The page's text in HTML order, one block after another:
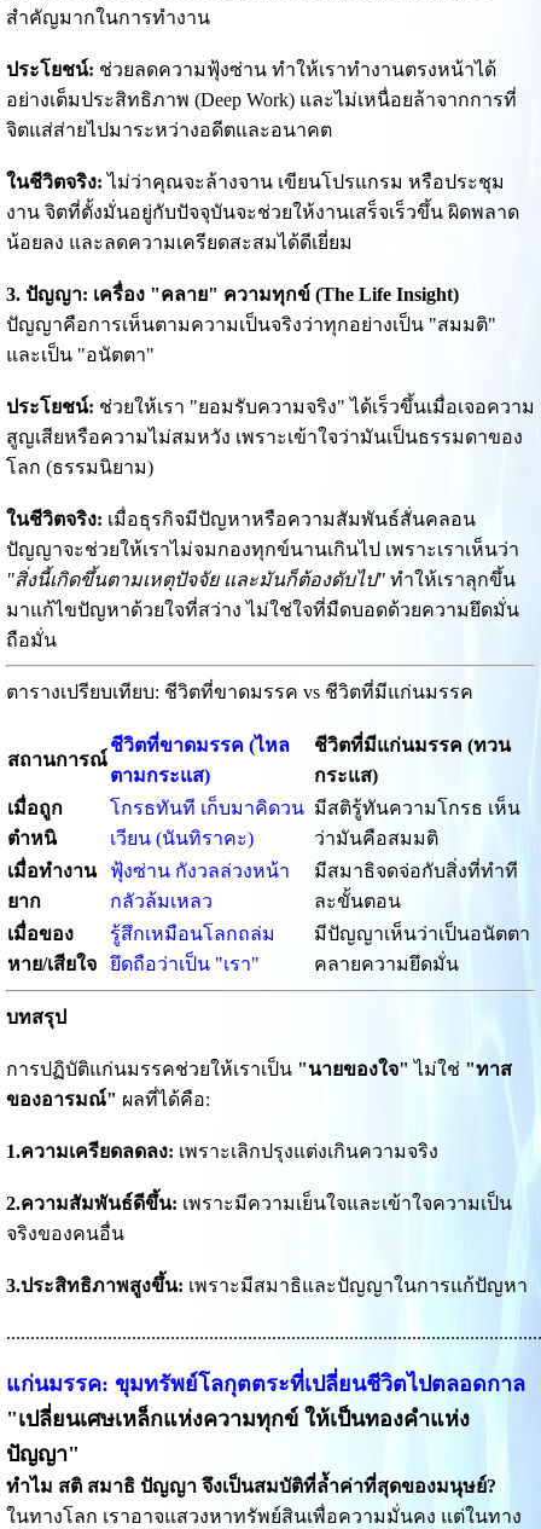
สำคัญมากในการทำงาน
ประโยชน์: ช่วยลดความฟุ้งซ่าน ทำให้เราทำงานตรงหน้าได้
อย่างเต็มประสิทธิภาพ (Deep Work) และไม่เหนื่อยล้าจากการที่
จิตแส่ส่ายไปมาระหว่างอดีตและอนาคต
ในชีวิตจริง: ไม่ว่าคุณจะล้างจาน เขียนโปรแกรม หรือประชุม
งาน จิตที่ตั้งมั่นอยู่กับปัจจุบันจะช่วยให้งานเสร็จเร็วขึ้น ผิดพลาด
น้อยลง และลดความเครียดสะสมได้ดีเยี่ยม
3. ปัญญา: เครื่อง "คลาย" ความทุกข์ (The Life Insight)
ปัญญาคือการเห็นตามความเป็นจริงว่าทุกอย่างเป็น "สมมติ"
และเป็น "อนัตตา"
ประโยชน์: ช่วยให้เรา "ยอมรับความจริง" ได้เร็วขึ้นเมื่อเจอความ
สูญเสียหรือความไม่สมหวัง เพราะเข้าใจว่ามันเป็นธรรมดาของ
โลก (ธรรมนิยาม)
ในชีวิตจริง: เมื่อธุรกิจมีปัญหาหรือความสัมพันธ์สั่นคลอน
ปัญญาจะช่วยให้เราไม่จมกองทุกข์นานเกินไป เพราะเราเห็นว่า
"สิ่งนี้เกิดขึ้นตามเหตุปัจจัย และมันก็ต้องดับไป"ทำให้เราลุกขึ้น
มาแก้ไขปัญหาด้วยใจที่สว่าง ไม่ใช่ใจที่มืดบอดด้วยความยึดมั่น
ถือมั่น
ตารางเปรียบเทียบ: ชีวิตที่ขาดมรรค vs ชีวิตที่มีแก่นมรรค
สถานการณ์
ชีวิตที่ขาดมรรค (ไหล
ตามกระแส)
ชีวิตที่มีแก่นมรรค (ทวน
กระแส)
เมื่อถูก
ตำหนิ
โกรธทันที เก็บมาคิดวน
เวียน (นันทิราคะ)
มีสติรู้ทันความโกรธ เห็น
ว่ามันคือสมมติ
เมื่อทำงาน
ยาก
ฟุ้งซ่าน กังวลล่วงหน้า
กลัวล้มเหลว
มีสมาธิจดจ่อกับสิ่งที่ทำที
ละขั้นตอน
เมื่อของ
หาย/เสียใจ
รู้สึกเหมือนโลกถล่ม
ยึดถือว่าเป็น "เรา"
มีปัญญาเห็นว่าเป็นอนัตตา
คลายความยึดมั่น
บทสรุป
การปฏิบัติแก่นมรรคช่วยให้เราเป็น "นายของใจ" ไม่ใช่ "ทาส
ของอารมณ์" ผลที่ได้คือ:
1.ความเครียดลดลง: เพราะเลิกปรุงแต่งเกินความจริง
2.ความสัมพันธ์ดีขึ้น: เพราะมีความเย็นใจและเข้าใจความเป็น
จริงของคนอื่น
3.ประสิทธิภาพสูงขึ้น: เพราะมีสมาธิและปัญญาในการแก้ปัญหา
แก่นมรรค: ขุมทรัพย์โลกุตตระที่เปลี่ยนชีวิตไปตลอดกาล
"เปลี่ยนเศษเหล็กแห่งความทุกข์ ให้เป็นทองคำแห่ง
ปัญญา"
ทำไม สติ สมาธิ ปัญญา จึงเป็นสมบัติที่ล้ำค่าที่สุดของมนุษย์?
ในทางโลก เราอาจแสวงหาทรัพย์สินเพื่อความมั่นคง แต่ในทาง